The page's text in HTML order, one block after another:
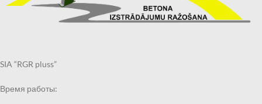
SIA “RGR pluss”
Время работы: